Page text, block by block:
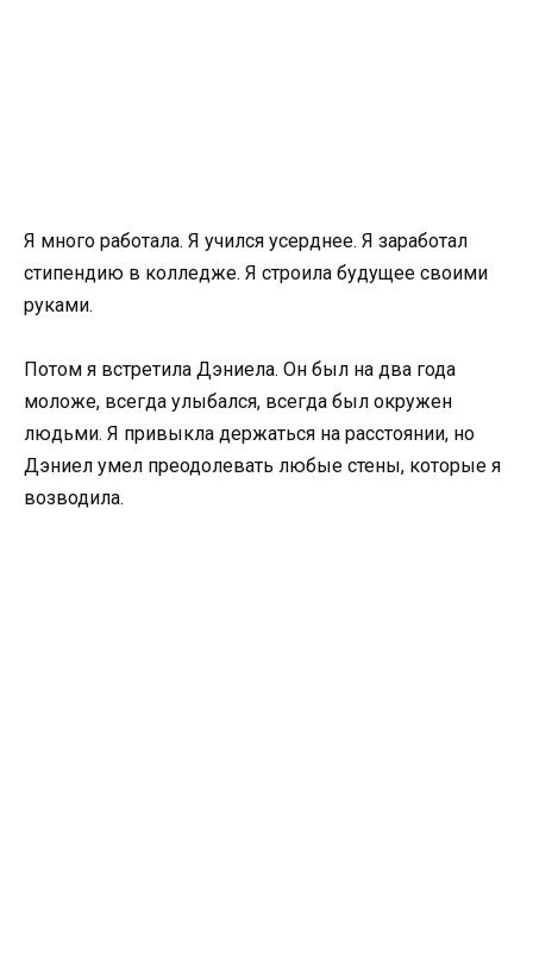
Я много работала. Я учился усерднее. Я заработал
стипендию в колледже. Я строила будущее своими
руками.
Потом я встретила Дэниела. Он был на два года
моложе, всегда улыбался, всегда был окружен
людьми. Я привыкла держаться на расстоянии, но
Дэниел умел преодолевать любые стены, которые я
возводила.